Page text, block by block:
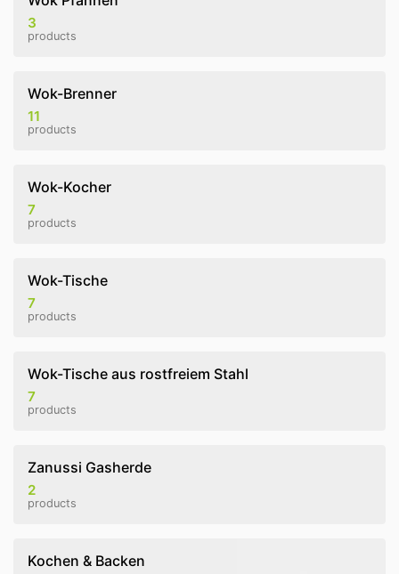
3
products
Wok-Brenner
11
products
Wok-Kocher
7
products
Wok-Tische
7
products
Wok-Tische aus rostfreiem Stahl
7
products
Zanussi Gasherde
2
products
Kochen & Backen